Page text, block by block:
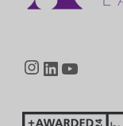
Instagram
LinkedIn